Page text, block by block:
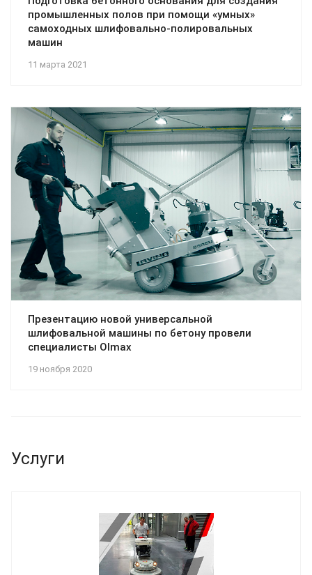
11 марта 2021
промышленных полов при помощи «умных»
самоходных шлифовально-полировальных
машин
19 ноября 2020
Презентацию новой универсальной
шлифовальной машины по бетону провели
специалисты Olmax
Услуги